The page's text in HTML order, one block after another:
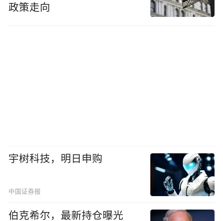
政策走向
宇树科技，明日申购
中国证券报
伯克希尔，最新持仓曝光